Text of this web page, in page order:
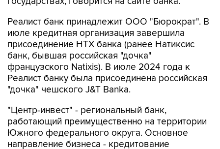
Реалист банк принадлежит ООО "Бюрократ". В
июле кредитная организация завершила
присоединение НТХ банка (ранее Натиксис
банк, бывшая российская "дочка"
французского Natixis). В июле 2024 года к
Реалист банку была присоединена российская
"дочка" чешского J&T Banka.
"Центр-инвест" - региональный банк,
работающий преимущественно на территории
Южного федерального округа. Основное
направление бизнеса - кредитование